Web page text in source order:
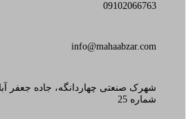
09102066763
info@mahaabzar.com
شماره 25